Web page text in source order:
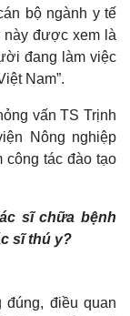
bộ ngành y tế
được xem là
đang làm việc
Nam”.
vấn TS Trịnh
Nông nghiệp
công tác đào tạo
sĩ chữa bệnh
sĩ thú y?
điều quan